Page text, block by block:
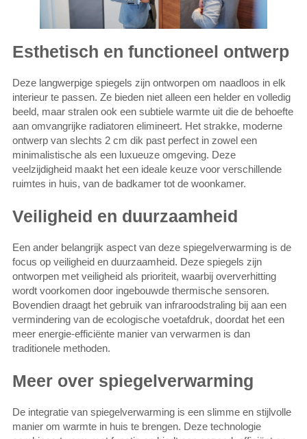
Esthetisch en functioneel ontwerp
Deze langwerpige spiegels zijn ontworpen om naadloos in elk
interieur te passen. Ze bieden niet alleen een helder en volledig
beeld, maar stralen ook een subtiele warmte uit die de behoefte
aan omvangrijke radiatoren elimineert. Het strakke, moderne
ontwerp van slechts 2 cm dik past perfect in zowel een
minimalistische als een luxueuze omgeving. Deze
veelzijdigheid maakt het een ideale keuze voor verschillende
ruimtes in huis, van de badkamer tot de woonkamer.
Veiligheid en duurzaamheid
Een ander belangrijk aspect van deze spiegelverwarming is de
focus op veiligheid en duurzaamheid. Deze spiegels zijn
ontworpen met veiligheid als prioriteit, waarbij oververhitting
wordt voorkomen door ingebouwde thermische sensoren.
Bovendien draagt het gebruik van infraroodstraling bij aan een
vermindering van de ecologische voetafdruk, doordat het een
meer energie-efficiënte manier van verwarmen is dan
traditionele methoden.
Meer over spiegelverwarming
De integratie van spiegelverwarming is een slimme en stijlvolle
manier om warmte in huis te brengen. Deze technologie